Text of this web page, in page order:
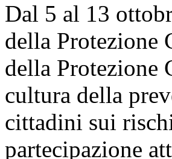
Dal 5 al 13
della Protezione
della Protezione
cultura della
cittadini sui
partecipazione